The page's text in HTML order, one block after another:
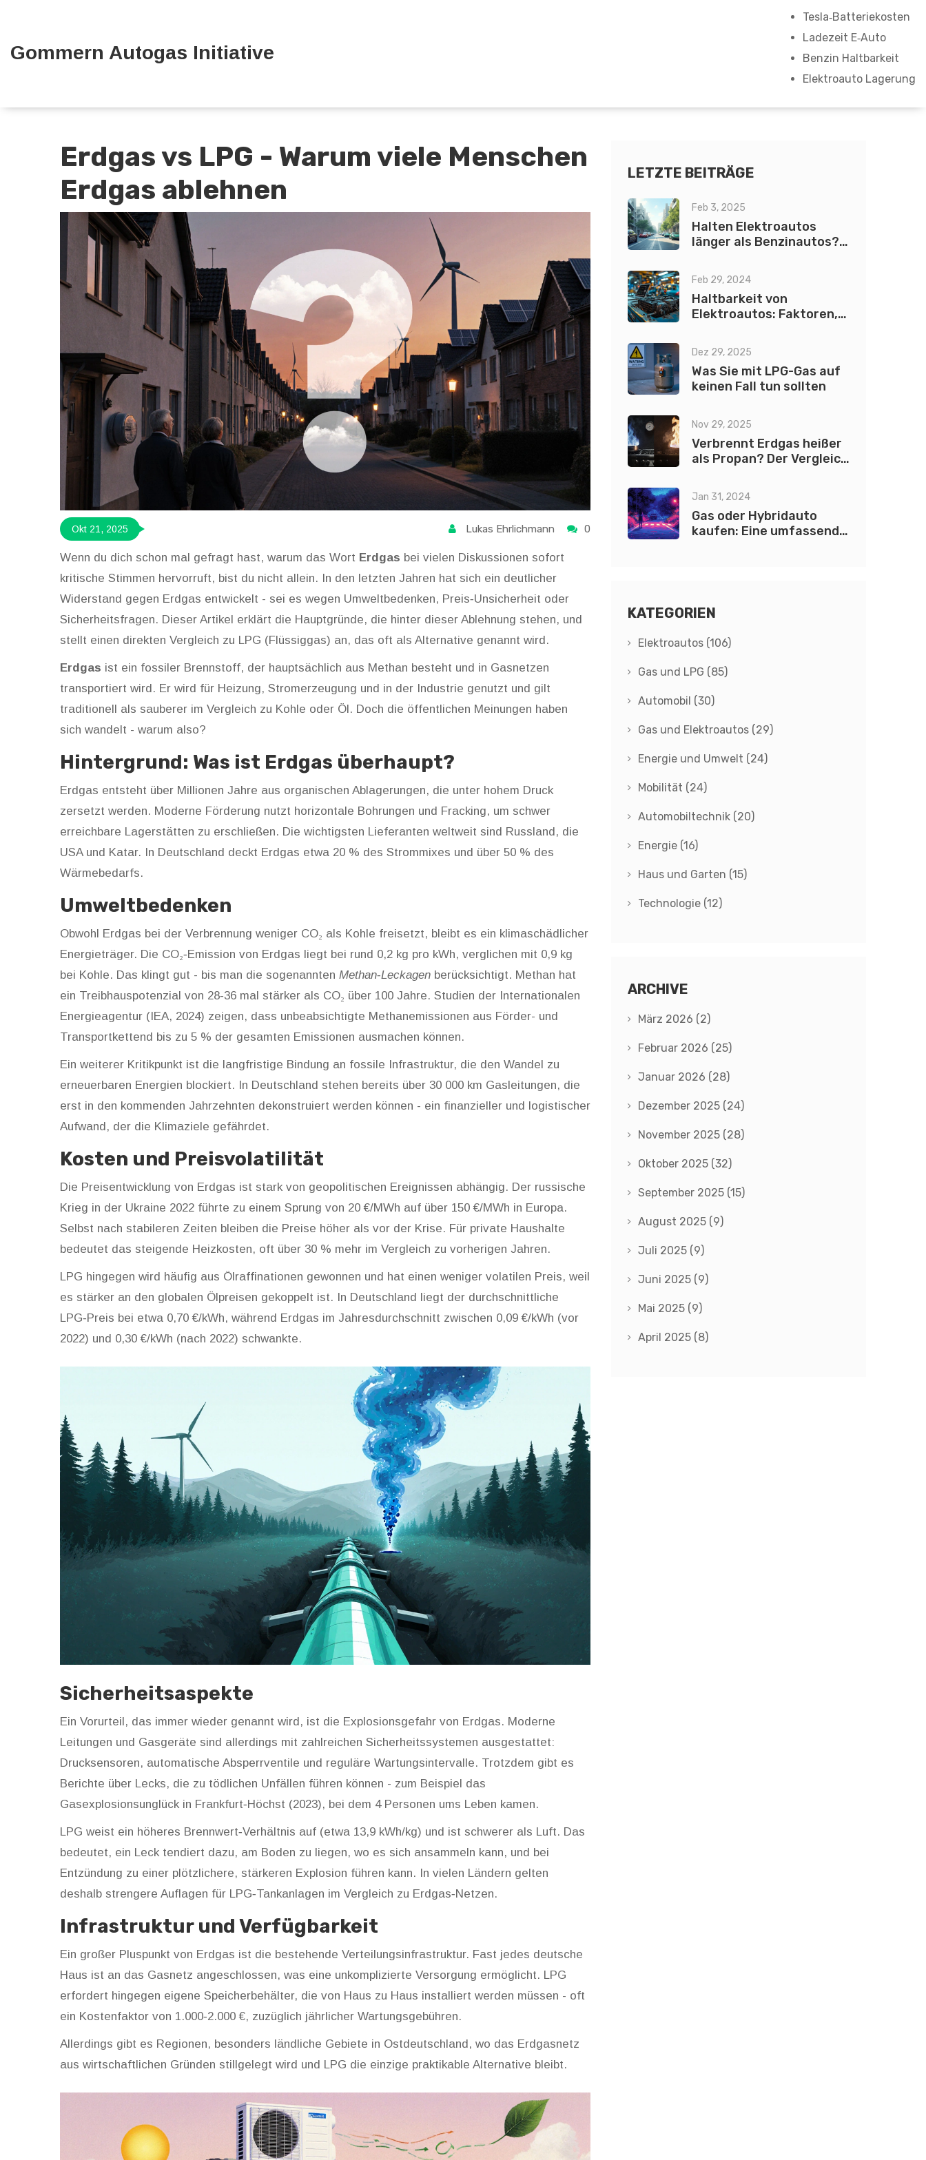
Gommern Autogas Initiative
Tesla‑Batteriekosten
Ladezeit E‑Auto
Benzin Haltbarkeit
Elektroauto Lagerung
Erdgas vs LPG - Warum viele Menschen
Erdgas ablehnen
Okt 21, 2025 Lukas Ehrlichmann 0
Wenn du dich schon mal gefragt hast, warum das Wort Erdgas bei vielen Diskussionen sofort
kritische Stimmen hervorruft, bist du nicht allein. In den letzten Jahren hat sich ein deutlicher
Widerstand gegen Erdgas entwickelt - sei es wegen Umweltbedenken, Preis‑Unsicherheit oder
Sicherheitsfragen. Dieser Artikel erklärt die Hauptgründe, die hinter dieser Ablehnung stehen, und
stellt einen direkten Vergleich zu LPG (Flüssiggas) an, das oft als Alternative genannt wird.
Erdgas ist ein fossiler Brennstoff, der hauptsächlich aus Methan besteht und in Gasnetzen
transportiert wird. Er wird für Heizung, Stromerzeugung und in der Industrie genutzt und gilt
traditionell als sauberer im Vergleich zu Kohle oder Öl. Doch die öffentlichen Meinungen haben
sich wandelt - warum also?
Hintergrund: Was ist Erdgas überhaupt?
Erdgas entsteht über Millionen Jahre aus organischen Ablagerungen, die unter hohem Druck
zersetzt werden. Moderne Förderung nutzt horizontale Bohrungen und Fracking, um schwer
erreichbare Lagerstätten zu erschließen. Die wichtigsten Lieferanten weltweit sind Russland, die
USA und Katar. In Deutschland deckt Erdgas etwa 20 % des Strommixes und über 50 % des
Wärmebedarfs.
Umweltbedenken
Obwohl Erdgas bei der Verbrennung weniger CO₂ als Kohle freisetzt, bleibt es ein klimaschädlicher
Energieträger. Die CO₂‑Emission von Erdgas liegt bei rund 0,2 kg pro kWh, verglichen mit 0,9 kg
bei Kohle. Das klingt gut - bis man die sogenannten Methan‑Leckagen berücksichtigt. Methan hat
ein Treibhauspotenzial von 28‑36 mal stärker als CO₂ über 100 Jahre. Studien der Internationalen
Energieagentur (IEA, 2024) zeigen, dass unbeabsichtigte Methanemissionen aus Förder- und
Transportkettend bis zu 5 % der gesamten Emissionen ausmachen können.
Ein weiterer Kritikpunkt ist die langfristige Bindung an fossile Infrastruktur, die den Wandel zu
erneuerbaren Energien blockiert. In Deutschland stehen bereits über 30 000 km Gasleitungen, die
erst in den kommenden Jahrzehnten dekonstruiert werden können - ein finanzieller und logistischer
Aufwand, der die Klimaziele gefährdet.
Kosten und Preisvolatilität
Die Preisentwicklung von Erdgas ist stark von geopolitischen Ereignissen abhängig. Der russische
Krieg in der Ukraine 2022 führte zu einem Sprung von 20 €/MWh auf über 150 €/MWh in Europa.
Selbst nach stabileren Zeiten bleiben die Preise höher als vor der Krise. Für private Haushalte
bedeutet das steigende Heizkosten, oft über 30 % mehr im Vergleich zu vorherigen Jahren.
LPG hingegen wird häufig aus Ölraffinationen gewonnen und hat einen weniger volatilen Preis, weil
es stärker an den globalen Ölpreisen gekoppelt ist. In Deutschland liegt der durchschnittliche
LPG‑Preis bei etwa 0,70 €/kWh, während Erdgas im Jahresdurchschnitt zwischen 0,09 €/kWh (vor
2022) und 0,30 €/kWh (nach 2022) schwankte.
Sicherheitsaspekte
Ein Vorurteil, das immer wieder genannt wird, ist die Explosionsgefahr von Erdgas. Moderne
Leitungen und Gasgeräte sind allerdings mit zahlreichen Sicherheitssystemen ausgestattet:
Drucksensoren, automatische Absperrventile und reguläre Wartungsintervalle. Trotzdem gibt es
Berichte über Lecks, die zu tödlichen Unfällen führen können - zum Beispiel das
Gasexplosionsunglück in Frankfurt‑Höchst (2023), bei dem 4 Personen ums Leben kamen.
LPG weist ein höheres Brennwert‑Verhältnis auf (etwa 13,9 kWh/kg) und ist schwerer als Luft. Das
bedeutet, ein Leck tendiert dazu, am Boden zu liegen, wo es sich ansammeln kann, und bei
Entzündung zu einer plötzlichere, stärkeren Explosion führen kann. In vielen Ländern gelten
deshalb strengere Auflagen für LPG‑Tankanlagen im Vergleich zu Erdgas‑Netzen.
Infrastruktur und Verfügbarkeit
Ein großer Pluspunkt von Erdgas ist die bestehende Verteilungsinfrastruktur. Fast jedes deutsche
Haus ist an das Gasnetz angeschlossen, was eine unkomplizierte Versorgung ermöglicht. LPG
erfordert hingegen eigene Speicherbehälter, die von Haus zu Haus installiert werden müssen - oft
ein Kostenfaktor von 1.000‑2.000 €, zuzüglich jährlicher Wartungsgebühren.
Allerdings gibt es Regionen, besonders ländliche Gebiete in Ostdeutschland, wo das Erdgasnetz
aus wirtschaftlichen Gründen stillgelegt wird und LPG die einzige praktikable Alternative bleibt.
LETZTE BEITRÄGE
Feb 3, 2025
Halten Elektroautos
länger als Benzinautos?
Feb 29, 2024
Haltbarkeit von
Elektroautos: Faktoren,
beeinflussen
Dez 29, 2025
Was Sie mit LPG-Gas auf
keinen Fall tun sollten
Nov 29, 2025
Verbrennt Erdgas heißer
als Propan? Der Vergleich
Jan 31, 2024
Gas oder Hybridauto
kaufen: Eine umfassende
KATEGORIEN
Elektroautos (106)
Gas und LPG (85)
Automobil (30)
Gas und Elektroautos (29)
Energie und Umwelt (24)
Mobilität (24)
Automobiltechnik (20)
Energie (16)
Haus und Garten (15)
Technologie (12)
ARCHIVE
März 2026 (2)
Februar 2026 (25)
Januar 2026 (28)
Dezember 2025 (24)
November 2025 (28)
Oktober 2025 (32)
September 2025 (15)
August 2025 (9)
Juli 2025 (9)
Juni 2025 (9)
Mai 2025 (9)
April 2025 (8)